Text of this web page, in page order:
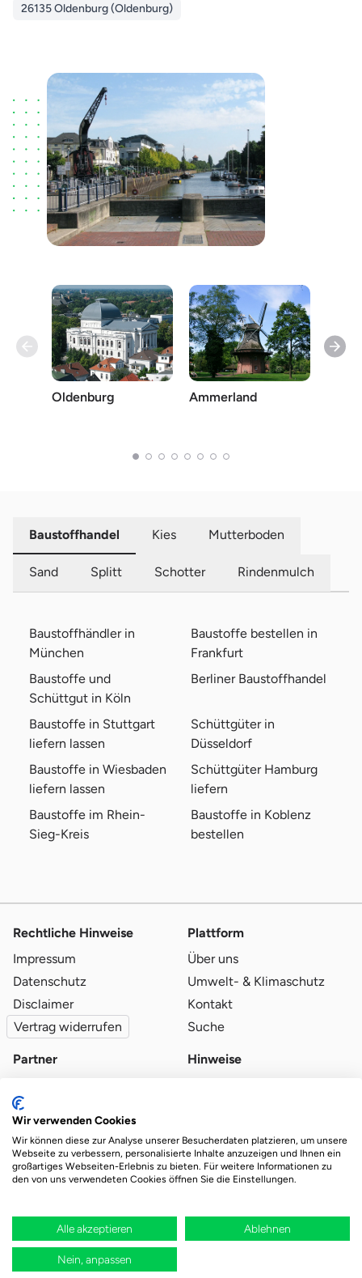
26135 Oldenburg (Oldenburg)
Oldenburg Ammerland
Baustoffhandel Kies Mutterboden
Sand Splitt Schotter Rindenmulch
Baustoffhändler in
München
Baustoffe bestellen in
Frankfurt
Baustoffe und
Schüttgut in Köln
Berliner Baustoffhandel
Baustoffe in Stuttgart
liefern lassen
Schüttgüter in
Düsseldorf
Baustoffe in Wiesbaden
liefern lassen
Schüttgüter Hamburg
liefern
Baustoffe im Rhein-
Sieg-Kreis
Baustoffe in Koblenz
bestellen
Rechtliche Hinweise
Impressum
Datenschutz
Disclaimer
Vertrag widerrufen
Plattform
Über uns
Umwelt- & Klimaschutz
Kontakt
Suche
Partner
Qualitätsvoraussetzungen
Partner-Login
Hinweise
Das Ökosystem für beste Ver- und Entsorgung
Durch deine Bestellung wird regional aufgeforstet
Wir verwenden Cookies
Wir können diese zur Analyse unserer Besucherdaten platzieren, um unsere
Webseite zu verbessern, personalisierte Inhalte anzuzeigen und Ihnen ein
großartiges Webseiten-Erlebnis zu bieten. Für weitere Informationen zu
den von uns verwendeten Cookies öffnen Sie die Einstellungen.
Alle akzeptieren Ablehnen
Nein, anpassen